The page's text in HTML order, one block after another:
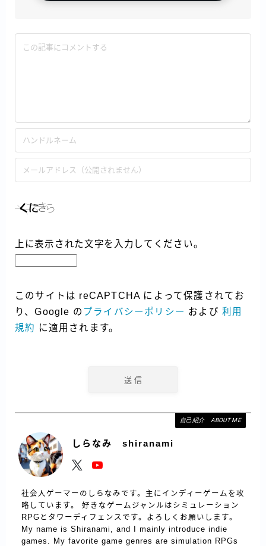
上に表示された文字を入力してください。
このサイトは reCAPTCHA によって保護されてお
り、Google の プライバシーポリシー および利用
規約 に適用されます。
自己紹介 ABOUT ME
しらなみ shiranami
社会人ゲーマーのしらなみです。主にインディーゲームを攻
略しています。 好きなゲームジャンルはシミュレーション
RPGとタワーディフェンスです。よろしくお願いします。
My name is Shiranami, and I mainly introduce indie
games. My favorite game genres are simulation RPGs